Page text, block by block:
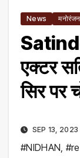
News मनोरंजन
एक्टर
सिर पर
SEP 13, 2023
#NIDHAN